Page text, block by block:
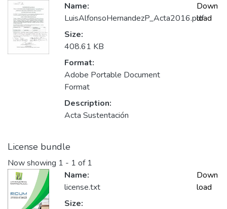
Name:
LuisAlfonsoHernandezP_Acta2016.pdf
Size:
408.61 KB
Format:
Adobe Portable Document
Format
Description:
Acta Sustentación
Down
load
License bundle
Now showing 1 - 1 of 1
Name:
license.txt
Size:
Down
load